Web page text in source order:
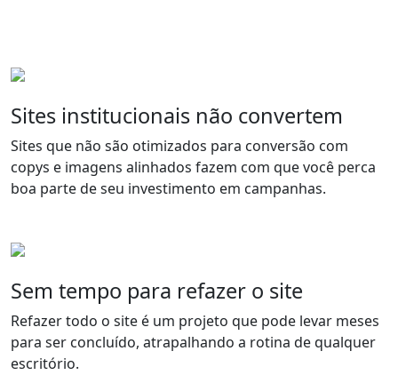
Sites institucionais não convertem
Sites que não são otimizados para conversão com
copys e imagens alinhados fazem com que você perca
boa parte de seu investimento em campanhas.
Sem tempo para refazer o site
Refazer todo o site é um projeto que pode levar meses
para ser concluído, atrapalhando a rotina de qualquer
escritório.